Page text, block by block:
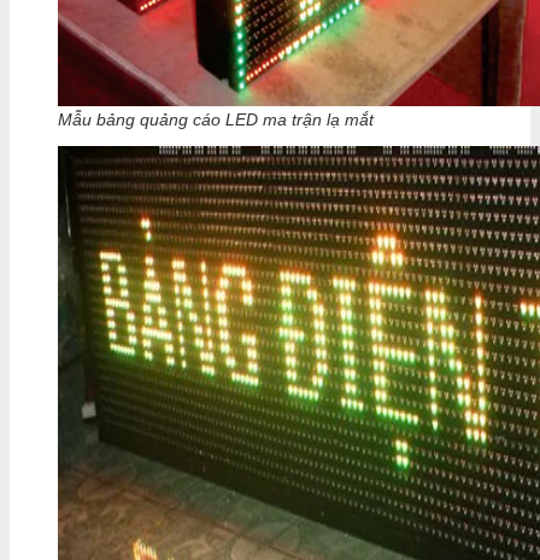
Mẫu bảng quảng cáo LED ma trận lạ mắt